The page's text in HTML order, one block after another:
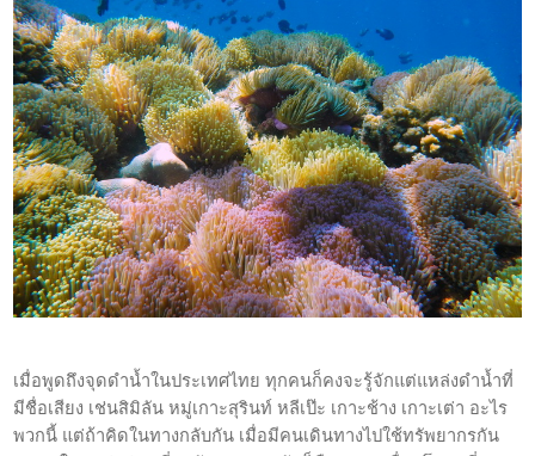
เมื่อพูดถึงจุดดำน้ำในประเทศไทย ทุกคนก็คงจะรู้จักแต่แหล่งดำน้ำที่
มีชื่อเสียง เช่นสิมิลัน หมู่เกาะสุรินท์ หลีเป๊ะ เกาะช้าง เกาะเต่า อะไร
พวกนี้ แต่ถ้าคิดในทางกลับกัน เมื่อมีคนเดินทางไปใช้ทรัพยากรกัน